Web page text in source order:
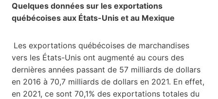
Quelques données sur les exportations
québécoises aux États-Unis et au Mexique
Les exportations québécoises de marchandises
vers les États-Unis ont augmenté au cours des
dernières années passant de 57 milliards de dollars
en 2016 à 70,7 milliards de dollars en 2021. En effet,
en 2021, ce sont 70,1% des exportations totales du